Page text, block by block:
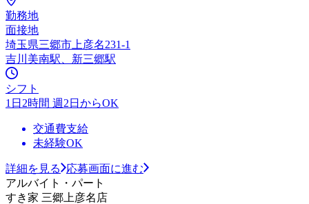
勤務地
面接地
埼玉県三郷市上彦名231-1
吉川美南駅、新三郷駅
シフト
1日2時間 週2日からOK
交通費支給
未経験OK
詳細を見る
応募画面に進む
アルバイト・パート
すき家 三郷上彦名店